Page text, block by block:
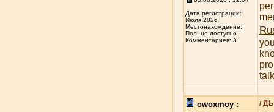
Дата регистрации:
Июля 2026
Местонахождение:
Пол: не доступно
Комментариев: 3
owoxmoy : /